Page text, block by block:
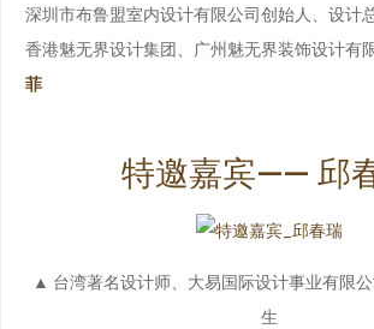
深圳市布鲁盟室内设计有限公司创始人、设计
香港魅无界设计集团、广州魅无界装饰设计有
菲
特邀嘉宾—— 邱
▲ 台湾著名设计师、大易国际设计事业有限
生